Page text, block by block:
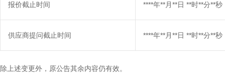
报价截止时间 ****年**月**日 **时**分**秒
供应商提问截止时间 ****年**月**日 **时**分**秒
除上述变更外，原公告其余内容仍有效。